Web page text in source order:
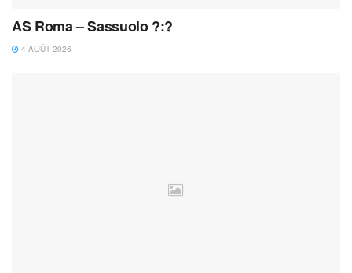
AS Roma – Sassuolo ?:?
4 AOÛT 2026